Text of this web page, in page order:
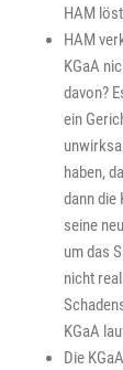
HAM
HAM
KGaA
davon?
ein
haben,
dann die
seine
um das
nicht
KGaA
Die